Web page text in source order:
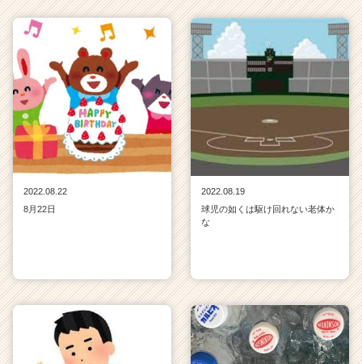
2022.08.22
8月22日
2022.08.19
球児の如くは駆け回れない老体か
な